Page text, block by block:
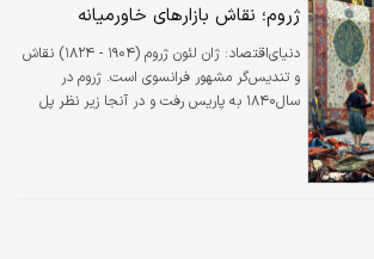
سرعت در حال انجام است.
ژروم؛ نقاش بازارهای خاورمیانه
دنیای‌اقتصاد:
ژان لئون ژروم (۱۹۰۴ - ۱۸۲۴) نقاش
و تندیس‌گر مشهور فرانسوی است. ژروم در
سال۱۸۴۰ به پاریس رفت و در آنجا زیر نظر پل